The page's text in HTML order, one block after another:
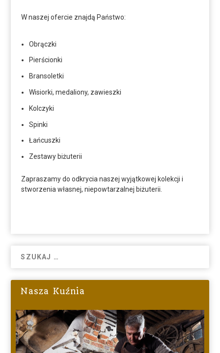
W naszej ofercie znajdą Państwo:
Obrączki
Pierścionki
Bransoletki
Wisiorki, medaliony, zawieszki
Kolczyki
Spinki
Łańcuszki
Zestawy biżuterii
Zapraszamy do odkrycia naszej wyjątkowej kolekcji i
stworzenia własnej, niepowtarzalnej biżuterii.
Nasza Kuźnia